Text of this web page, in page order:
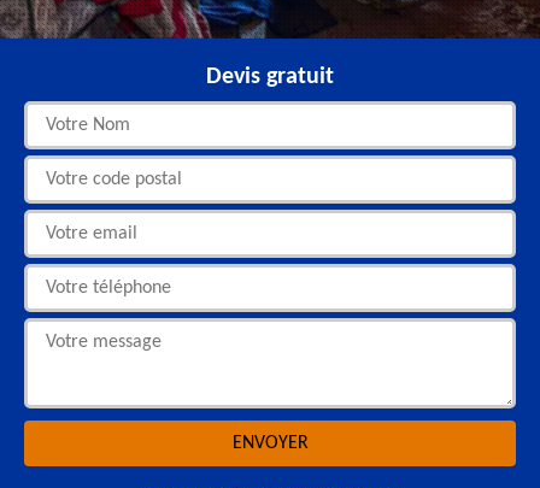
Devis gratuit